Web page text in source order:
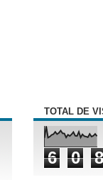
TOTAL DE
6 0 8